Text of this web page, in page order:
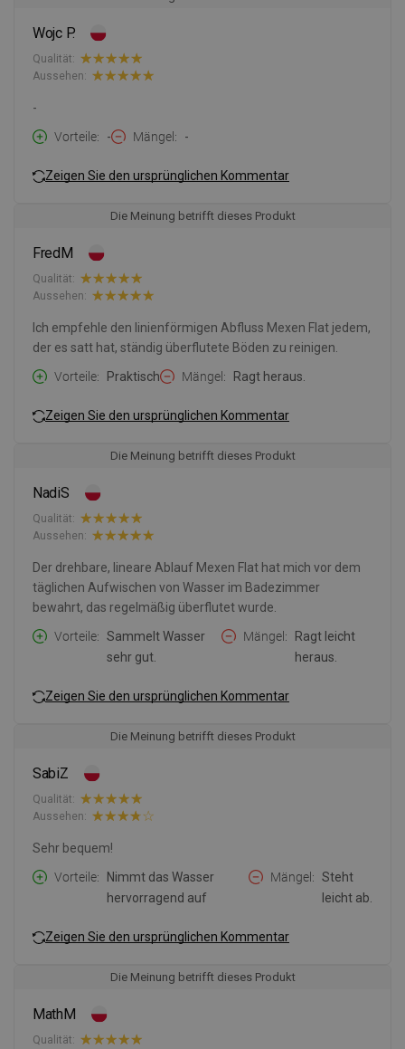
Wojc P.
Qualität:
Aussehen:
-
Vorteile
- Mängel -
Zeigen Sie den ursprünglichen Kommentar
Die Meinung betrifft dieses Produkt
FredM
Qualität:
Aussehen:
Ich empfehle den linienförmigen Abfluss Mexen Flat jedem,
der es satt hat, ständig überflutete Böden zu reinigen.
Vorteile
Praktisch Mängel Ragt heraus.
Zeigen Sie den ursprünglichen Kommentar
Die Meinung betrifft dieses Produkt
NadiS
Qualität:
Aussehen:
Der drehbare, lineare Ablauf Mexen Flat hat mich vor dem
täglichen Aufwischen von Wasser im Badezimmer
bewahrt, das regelmäßig überflutet wurde.
Vorteile
Sammelt Wasser
sehr gut.
Mängel
Ragt leicht
heraus.
Zeigen Sie den ursprünglichen Kommentar
Die Meinung betrifft dieses Produkt
SabiZ
Qualität:
Aussehen:
Sehr bequem!
Vorteile
Nimmt das Wasser
hervorragend auf
Mängel
Steht
leicht ab.
Zeigen Sie den ursprünglichen Kommentar
Die Meinung betrifft dieses Produkt
MathM
Qualität: